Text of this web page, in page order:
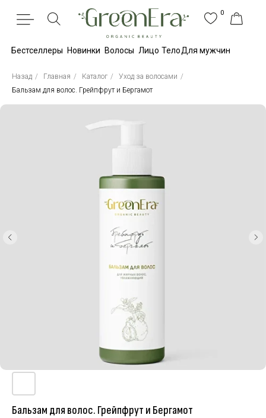
0
Лицо Тело Для мужчин
Назад / Главная / Каталог / Уход за волосами /
Бальзам для волос. Грейпфрут и Бергамот
Бальзам для волос. Грейпфрут и Бергамот